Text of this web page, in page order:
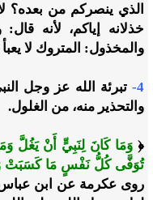
الذي ينصركم من بعده؟
خذلانه إياكم، لأنه
والمخذول: المتروك لا يعبأ
4-
تبرئة الله عز وجل
والتحذير منه، من الغلول.
﴿ وَمَا كَانَ لِنَبِيٍّ أَنْ يَغُلَّ
تُوَفَّى كُلُّ نَفْسٍ مَا كَسَبَتْ
روى عكرمة عن ابن عباس